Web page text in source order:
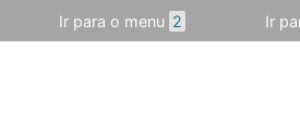
Ir para o menu 2 Ir